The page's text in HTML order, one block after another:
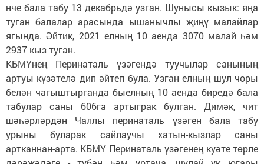
нче бала табу 13 декабрьдә узган. Шунысы кызык: яңа
туган балалар арасында ышанычлы җиңү малайлар
ягында. Әйтик, 2021 елның 10 аенда 3070 малай һәм
2937 кыз туган.
КБМҮнең Перинаталь үзәгендә туучылар санының
артуы күзәтелә дип әйтеп була. Узган елның шул чоры
белән чагыштырганда быелның 10 аенда биредә бала
табулар саны 606га артыграк булган. Димәк, чит
шәһәрләрдән Чаллы перинаталь үзәген бала табу
урыны буларак сайлаучы хатын-кызлар саны
артканнан-арта. КБМҮ Перинаталь үзәгенең куәте төрле